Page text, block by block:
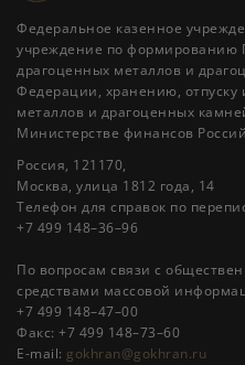
Федеральное казенное
учреждение по формированию
драгоценных металлов и
Федерации, хранению,
металлов и драгоценных
Министерстве финансов
Россия, 121170,
Москва, улица 1812 года, 14
Телефон для справок по
+7 499 148–36–96
По вопросам связи с
средствами массовой
+7 499 148–47–00
Факс: +7 499 148–73–60
E-mail: gokhran@gokhran.ru